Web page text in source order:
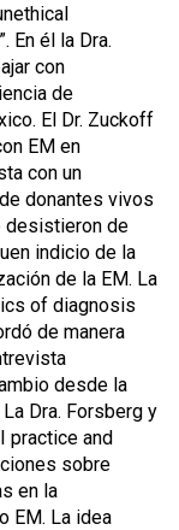
En él la Dra.
con
de
El Dr. Zuckoff
EM en
con un
donantes vivos
desistieron de
indicio de la
de la EM. La
of diagnosis
de manera
desde la
Dra. Forsberg y
practice and
sobre
en la
EM. La idea